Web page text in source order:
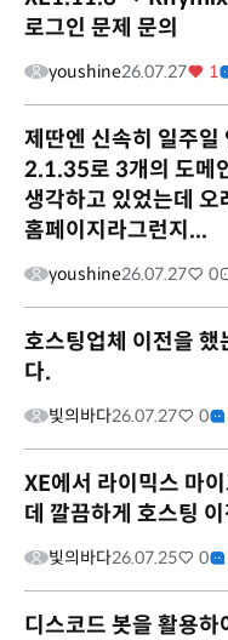
로그인 문제 문의
youshine26.07.27 1
제딴엔 신속히 일주
2.1.35로 3개의 도메
생각하고 있었는데 오
홈페이지라그런지...
youshine26.07.27 0
호스팅업체 이전을 했
다.
빛의바다26.07.27 0
XE에서 라이믹스 마
데 깔끔하게 호스팅
빛의바다26.07.25 0
디스코드 봇을 활용하